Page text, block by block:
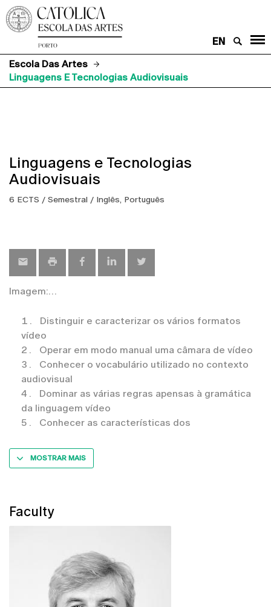
EN
Escola Das Artes
Linguagens E Tecnologias Audiovisuais
Linguagens e Tecnologias
Audiovisuais
6 ECTS / Semestral / Inglês, Português
Imagem:
Distinguir e caracterizar os vários formatos
vídeo
Operar em modo manual uma câmara de vídeo
Conhecer o vocabulário utilizado no contexto
audiovisual
Dominar as várias regras apensas à gramática
da linguagem vídeo
Conhecer as características dos
MOSTRAR MAIS
Faculty